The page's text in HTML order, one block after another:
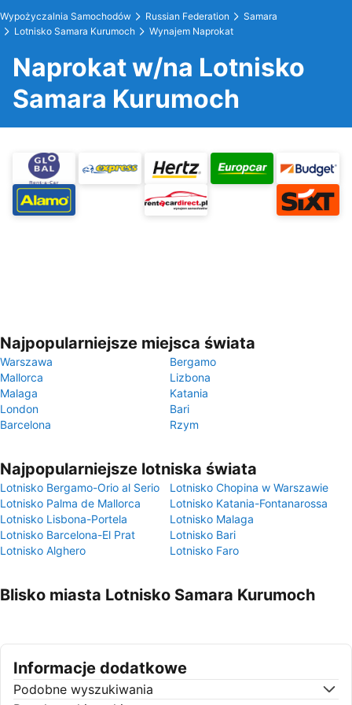
Wypożyczalnia Samochodów Russian Federation
Samara
Lotnisko Samara Kurumoch
Wynajem Naprokat
Naprokat w/na Lotnisko
Samara Kurumoch
Najpopularniejsze miejsca świata
Warszawa
Bergamo
Mallorca
Lizbona
Malaga
Katania
London
Bari
Barcelona
Rzym
Najpopularniejsze lotniska świata
Lotnisko Bergamo-Orio al Serio
Lotnisko Chopina w Warszawie
Lotnisko Palma de Mallorca
Lotnisko Katania-Fontanarossa
Lotnisko Lisbona-Portela
Lotnisko Malaga
Lotnisko Barcelona-El Prat
Lotnisko Bari
Lotnisko Alghero
Lotnisko Faro
Blisko miasta Lotnisko Samara Kurumoch
Informacje dodatkowe
Podobne wyszukiwania